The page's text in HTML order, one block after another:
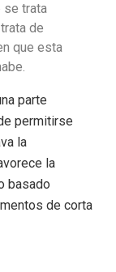
se trata
de
que esta
parte
permitirse
la
la
basado
de corta